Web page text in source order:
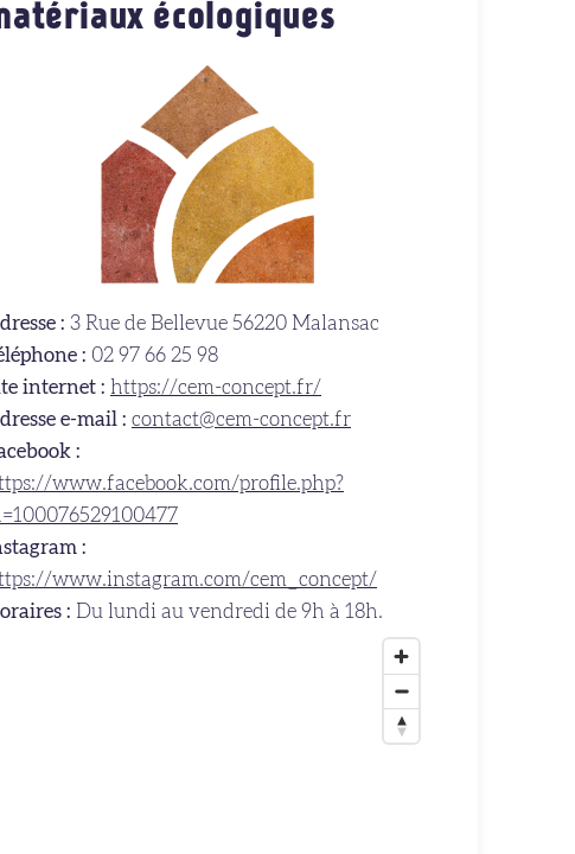
écologiques
: 3 Rue de Bellevue 56220 Malansac
: 02 97 66 25 98
internet : https://cem-concept.fr/
e-mail : contact@cem-concept.fr
:
www.facebook.com/profile.php?
:
www.instagram.com/cem_concept/
: Du lundi au vendredi de 9h à 18h.